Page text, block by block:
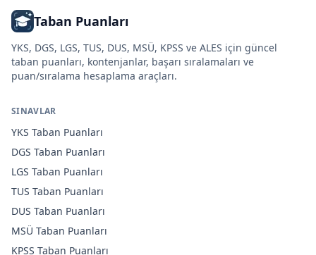
Taban Puanları
YKS, DGS, LGS, TUS, DUS, MSÜ, KPSS ve ALES için güncel
taban puanları, kontenjanlar, başarı sıralamaları ve
puan/sıralama hesaplama araçları.
SINAVLAR
YKS Taban Puanları
DGS Taban Puanları
LGS Taban Puanları
TUS Taban Puanları
DUS Taban Puanları
MSÜ Taban Puanları
KPSS Taban Puanları